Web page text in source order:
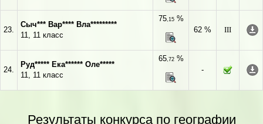
23.
Сыч*** Вар**** Вла*********
11, 11 класс
75,15%
62 %
III
24.
Руд***** Ека****** Оле*****
11, 11 класс
65,72%
-
Результаты конкурса по географии